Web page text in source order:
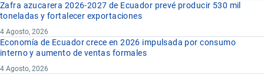
Zafra azucarera 2026-2027 de Ecuador prevé producir 530 mil
toneladas y fortalecer exportaciones
4 Agosto, 2026
Economía de Ecuador crece en 2026 impulsada por consumo
interno y aumento de ventas formales
4 Agosto, 2026